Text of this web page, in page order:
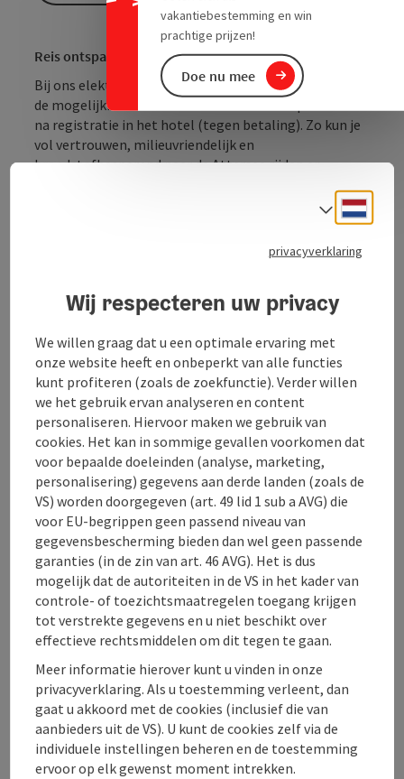
vakantiebestemming en win
prachtige prijzen!
Doe nu mee
Reis ontspannen en milieuvriendelijk!
Bij ons elektrische laadstation bieden we onze gasten
de mogelijkheid om hun elektrische auto op te laden
na registratie in het hotel (tegen betaling). Zo kun je
vol vertrouwen, milieuvriendelijk en
brandstofbesparend naar de Attersee rijden en
1x type 2 stopcontact 11kW, activering in het hotel,
Contact
Openingstijden
Ligging
Inrichting
Prijs
Geschiktheid
Toegankelijkheid
privacyverklaring
Wij respecteren uw privacy
We willen graag dat u een optimale ervaring met
onze website heeft en onbeperkt van alle functies
kunt profiteren (zoals de zoekfunctie). Verder willen
we het gebruik ervan analyseren en content
personaliseren. Hiervoor maken we gebruik van
cookies. Het kan in sommige gevallen voorkomen dat
voor bepaalde doeleinden (analyse, marketing,
personalisering) gegevens aan derde landen (zoals de
VS) worden doorgegeven (art. 49 lid 1 sub a AVG) die
voor EU-begrippen geen passend niveau van
gegevensbescherming bieden dan wel geen passende
garanties (in de zin van art. 46 AVG). Het is dus
mogelijk dat de autoriteiten in de VS in het kader van
controle- of toezichtsmaatregelen toegang krijgen
tot verstrekte gegevens en u niet beschikt over
effectieve rechtsmiddelen om dit tegen te gaan.
Meer informatie hierover kunt u vinden in onze
privacyverklaring. Als u toestemming verleent, dan
gaat u akkoord met de cookies (inclusief die van
aanbieders uit de VS). U kunt de cookies zelf via de
individuele instellingen beheren en de toestemming
ervoor op elk gewenst moment intrekken.